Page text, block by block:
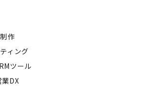
作
ィング
ツール
DX